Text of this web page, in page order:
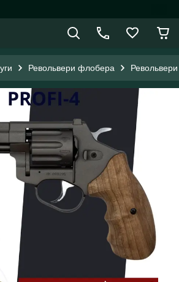
Револьвери флобера